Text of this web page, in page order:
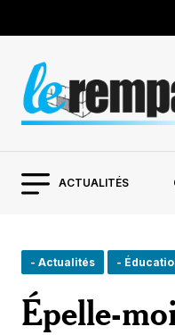
ACTUALITÉS
- Actualités -
Épelle-